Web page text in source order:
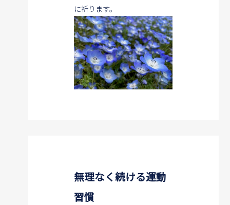
に祈ります。
無理なく続ける運動
習慣